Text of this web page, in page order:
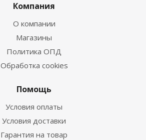
Компания
О компании
Магазины
Политика ОПД
Обработка cookies
Помощь
Условия оплаты
Условия доставки
Гарантия на товар